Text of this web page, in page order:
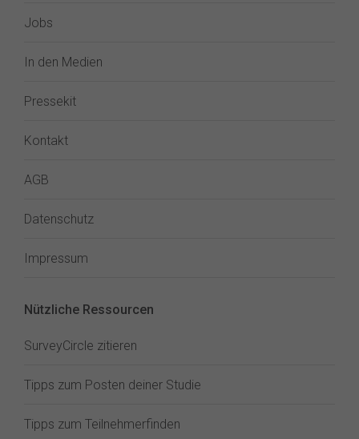
Jobs
In den Medien
Pressekit
Kontakt
AGB
Datenschutz
Impressum
Nützliche Ressourcen
SurveyCircle zitieren
Tipps zum Posten deiner Studie
Tipps zum Teilnehmerfinden